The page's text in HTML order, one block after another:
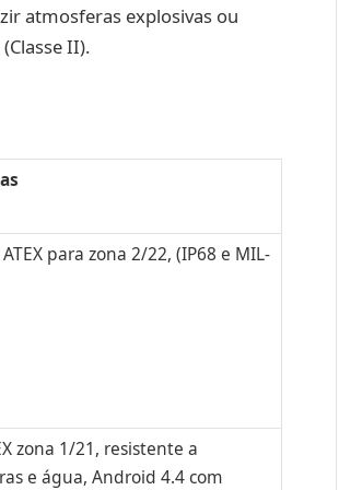
atmosferas explosivas ou
II).
para zona 2/22, (IP68 e MIL-
zona 1/21, resistente a
e água, Android 4.4 com